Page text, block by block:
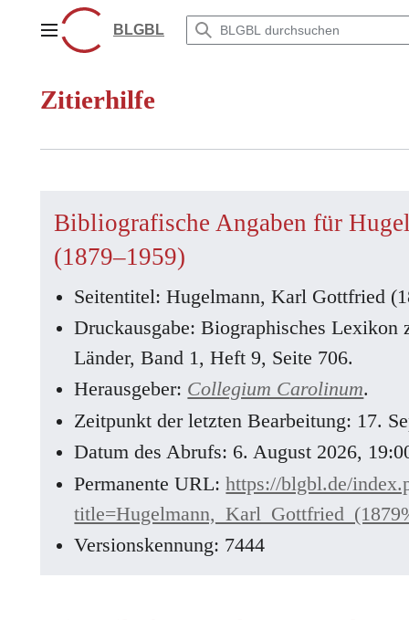
springenHauptmenüBLGBL
Zitierhilfe
Bibliografische Angaben für
(1879–1959)
Seitentitel: Hugelmann, Karl Gottfried
Druckausgabe: Biographisches Lexikon
Länder, Band 1, Heft 9, Seite 706.
Herausgeber: Collegium Carolinum.
Zeitpunkt der letzten Bearbeitung: 17.
Datum des Abrufs: 6. August 2026,
Permanente URL:https://blgbl.de/
Versionskennung: 7444